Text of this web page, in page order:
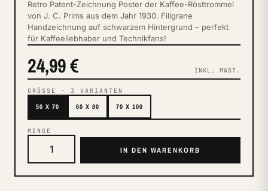
Retro Patent-Zeichnung Poster der Kaffee-Rösttrommel
von J. C. Prims aus dem Jahr 1930. Filigrane
Handzeichnung auf schwarzem Hintergrund – perfekt
für Kaffeeliebhaber und Technikfans!
24,99 € INKL. MWST.
GRÖSSE · 3 VARIANTEN
50 X 70 60 X 80 70 X 100
MENGE
IN DEN WARENKORB